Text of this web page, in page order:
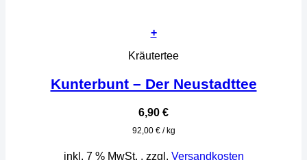
+
Kräutertee
Kunterbunt – Der Neustadttee
6,90 €
92,00 €/ kg
inkl. 7 % MwSt. , zzgl. Versandkosten